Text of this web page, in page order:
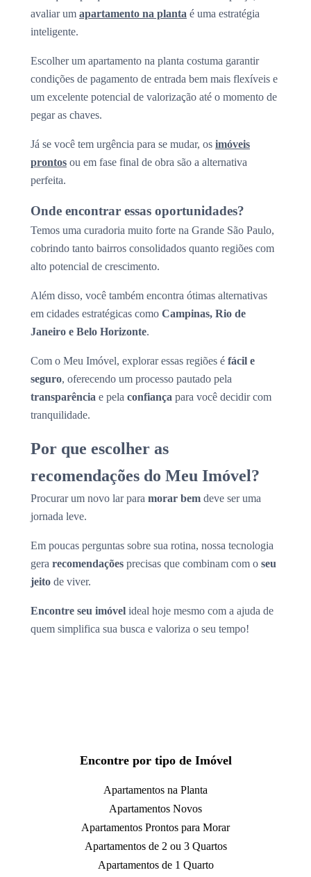
avaliar um apartamento na planta é uma estratégia
inteligente.
Escolher um apartamento na planta costuma garantir
condições de pagamento de entrada bem mais flexíveis e
um excelente potencial de valorização até o momento de
pegar as chaves.
Já se você tem urgência para se mudar, os imóveis
prontos ou em fase final de obra são a alternativa
perfeita.
Onde encontrar essas oportunidades?
Temos uma curadoria muito forte na Grande São Paulo,
cobrindo tanto bairros consolidados quanto regiões com
alto potencial de crescimento.
Além disso, você também encontra ótimas alternativas
em cidades estratégicas como Campinas, Rio de
Janeiro e Belo Horizonte.
Com o Meu Imóvel, explorar essas regiões é fácil e
seguro, oferecendo um processo pautado pela
transparência e pela confiança para você decidir com
tranquilidade.
Por que escolher as
recomendações do Meu Imóvel?
Procurar um novo lar para morar bem deve ser uma
jornada leve.
Em poucas perguntas sobre sua rotina, nossa tecnologia
gera recomendações precisas que combinam com o seu
jeito de viver.
Encontre seu imóvel ideal hoje mesmo com a ajuda de
quem simplifica sua busca e valoriza o seu tempo!
Encontre por tipo de Imóvel
Apartamentos na Planta
Apartamentos Novos
Apartamentos Prontos para Morar
Apartamentos de 2 ou 3 Quartos
Apartamentos de 1 Quarto